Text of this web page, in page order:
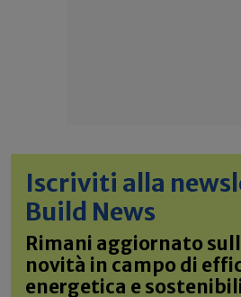
Iscriviti alla
Build News
Rimani aggiornato
novità in campo di
energetica e